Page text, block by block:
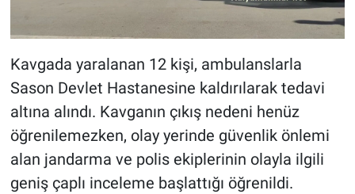
Kavgada yaralanan 12 kişi, ambulanslarla
Sason Devlet Hastanesine kaldırılarak tedavi
altına alındı. Kavganın çıkış nedeni henüz
öğrenilemezken, olay yerinde güvenlik önlemi
alan jandarma ve polis ekiplerinin olayla ilgili
geniş çaplı inceleme başlattığı öğrenildi.